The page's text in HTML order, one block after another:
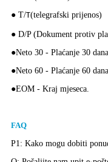
● T/T(telegrafski prijenos)
● D/P (Dokument protiv
●Neto 30 - Plaćanje 30
●Neto 60 - Plaćanje 60
●EOM - Kraj mjeseca.
FAQ
P1: Kako mogu dobiti